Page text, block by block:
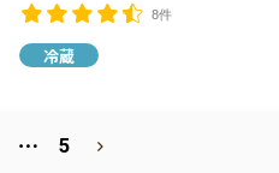
8件
冷蔵
⋯ 5